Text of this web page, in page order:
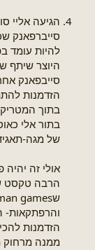
הגיעה אליי
להיות עומד
היוצר
סייבפאנק
הזדמנות
בתוך
בתור אלי
של מגה-
אולי זה
הרבה טקסט
והרפתקאות-
ממנה מרחוק